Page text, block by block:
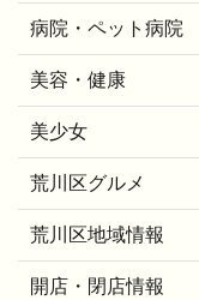
病院・ペット病院
美容・健康
美少女
荒川区グルメ
荒川区地域情報
開店・閉店情報